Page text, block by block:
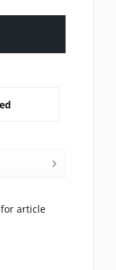
article